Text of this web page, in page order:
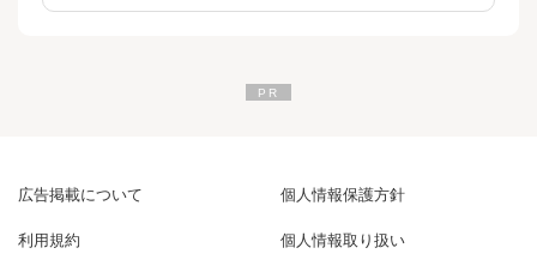
広告掲載について 個人情報保護方針
利用規約 個人情報取り扱い